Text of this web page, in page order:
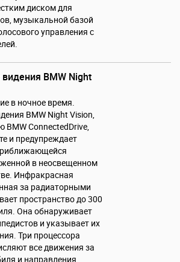
диском для
музыкальной базой
управления с
BMW Night
в ночное время.
BMW Night Vision,
ConnectedDrive,
и предупреждает
в неосвещенном
Инфракрасная
за радиаторными
пространство до 300
Она обнаруживает
и указывает их
Три процессора
все движения за
и направления